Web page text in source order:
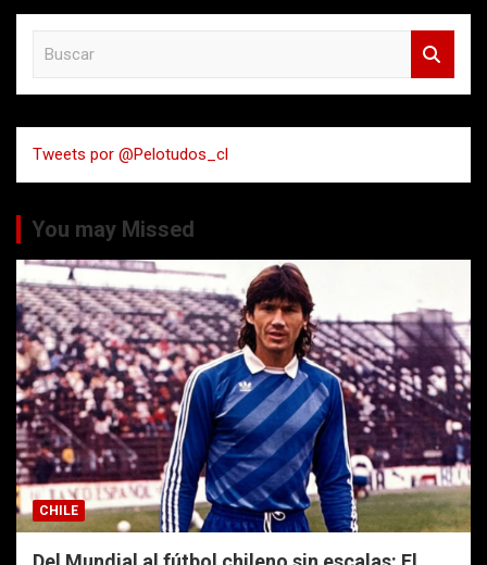
a
r
Tweets por @Pelotudos_cl
You may Missed
CHILE